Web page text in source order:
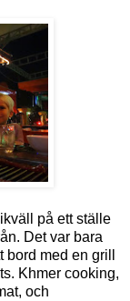
på ett ställe
Det var bara
med en grill
Khmer cooking,
och